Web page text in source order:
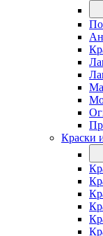
Краски